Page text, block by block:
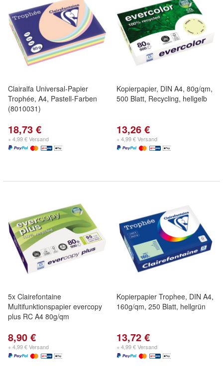
Clairalfa Universal-Papier
Trophée, A4, Pastell-Farben
(8010031)
18,73 €
+ 4,99 € Versand
Kopierpapier, DIN A4, 80g/qm,
500 Blatt, Recycling, hellgelb
13,26 €
+ 4,99 € Versand
5x Clairefontaine
Multifunktionspapier evercopy
plus RC A4 80g/qm
8,90 €
+ 4,99 € Versand
Kopierpapier Trophee, DIN A4,
160g/qm, 250 Blatt, hellgrün
13,72 €
+ 4,99 € Versand